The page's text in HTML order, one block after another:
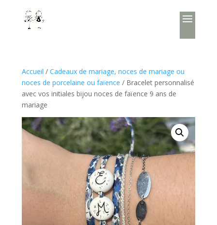
Accueil / Cadeaux de mariage, noces de mariage ou
noces de porcelaine ou faïence / Bracelet personnalisé
avec vos initiales bijou noces de faïence 9 ans de
mariage